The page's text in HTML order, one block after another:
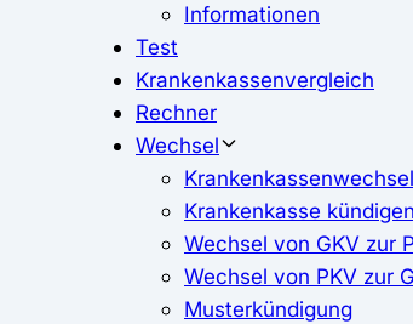
Informationen
Test
Krankenkassenvergleich
Rechner
Wechsel
Krankenkassenwechsel
Krankenkasse kündigen
Wechsel von GKV zur
Wechsel von PKV zur
Musterkündigung